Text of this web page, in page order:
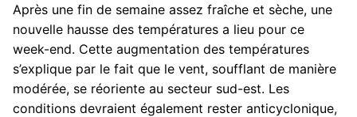
Après une fin de semaine assez fraîche et sèche, une
nouvelle hausse des températures a lieu pour ce
week-end. Cette augmentation des températures
s’explique par le fait que le vent, soufflant de manière
modérée, se réoriente au secteur sud-est. Les
conditions devraient également rester anticyclonique,